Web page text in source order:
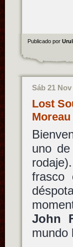
Publicado por
Sáb 21 Nov
Lost
uno
frasco
John
mundo